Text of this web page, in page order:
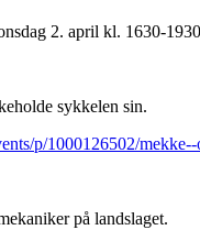
2. april kl. 1630-
sykkelen sin.
p/1000126502/
på landslaget.